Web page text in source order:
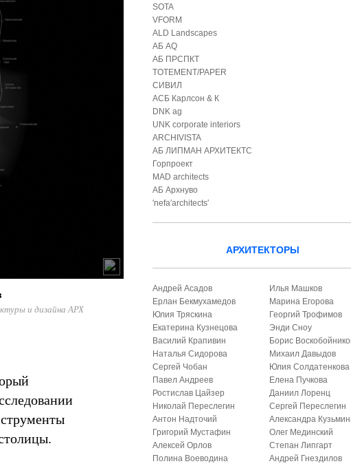
и дизайна АРХ
SOTA
VFORM
ALD Landscapes
АБ AQ
АБ ПРСПКТ
TOTEMENT/PAPER
СИВИЛ
АСБ Карлсон & К
DNK ag
UNK corporate interiors
ARCHIVISTA
АБ ЛИПМАН АРХИТЕКТС
Горпроект
MAD architects
АБ Архнуво
′nefa′architects′
АРХИТЕКТОРЫ
Андрей Асадов
Ерлан Бекмухамедов
Юлия Тряскина
Екатерина Кузнецова
Василий Крапивин
Наталья Сидорова
Сергей Чобан
Павел Андреев
Ростислав Цайзер
Николай Переслегин
Антон Надточий
Григорий Мустафин
Алексей Орлов
Полина Воеводина
Илья Машков
Марина Егорова
Георгий Трофимов
Энди Сноу
Борис
Михаил Давыдов
Юлия Солдатенкова
Елена Пучкова
Даниил Лоренц
Сергей Переслегин
Александра
Олег Мединский
Степан Липгарт
Андрей Гнездилов